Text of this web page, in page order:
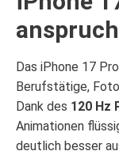
Das iPhone 17
Berufstätige,
Dank des 120 Hz
Animationen
deutlich besser